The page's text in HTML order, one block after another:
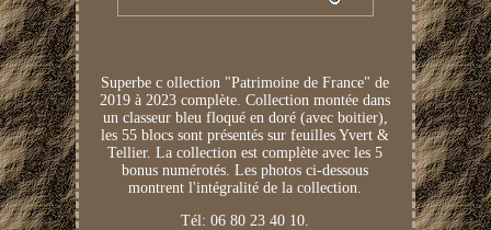
Superbe c ollection "Patrimoine de France" de
2019 à 2023 complète. Collection montée dans
un classeur bleu floqué en doré (avec boitier),
les 55 blocs sont présentés sur feuilles Yvert &
Tellier. La collection est complète avec les 5
bonus numérotés. Les photos ci-dessous
montrent l'intégralité de la collection.
Tél: 06 80 23 40 10.